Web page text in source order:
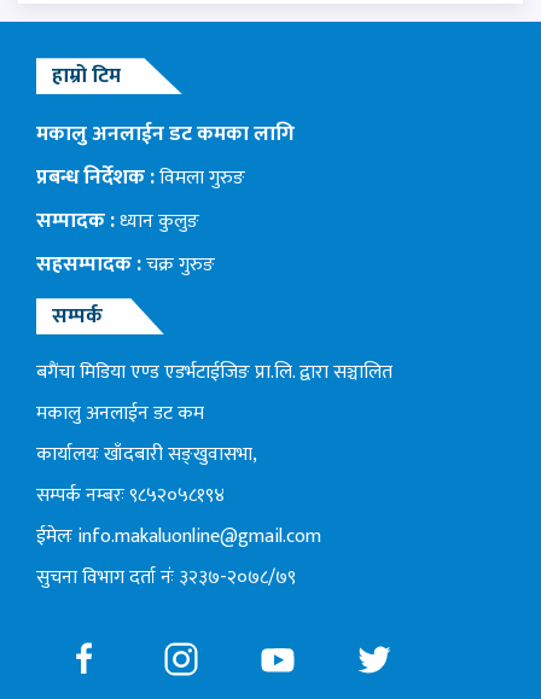
हाम्रो टिम
मकालु अनलाईन डट कमका लागि
प्रबन्ध निर्देशक :विमला गुरुङ
सम्पादक :ध्यान कुलुङ
सहसम्पादक :चक्र गुरुङ
सम्पर्क
बगैंचा मिडिया एण्ड एडर्भटाईजिङ प्रा.लि. द्वारा सञ्चालित
मकालु अनलाईन डट कम
कार्यालयः खाँदबारी सङ्खुवासभा,
सम्पर्क नम्बरः ९८५२०५८१९४
ईमेलःinfo.makaluonline@gmail.com
सुचना विभाग दर्ता नंः ३२३७-२०७८/७९